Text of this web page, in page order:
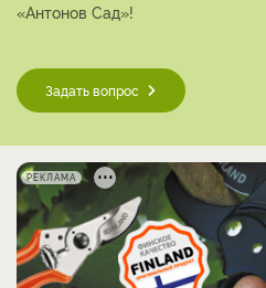
«Антонов Сад»!
Задать вопрос
РЕКЛАМА